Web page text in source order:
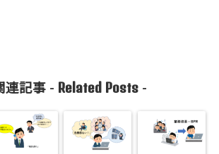
連記事 - Related Posts-